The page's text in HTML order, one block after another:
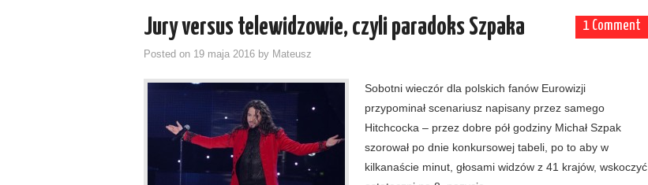
1 Comment
Jury versus telewidzowie, czyli paradoks Szpaka
Posted on 19 maja 2016 by Mateusz
Sobotni wieczór dla polskich fanów Eurowizji
przypominał scenariusz napisany przez samego
Hitchcocka – przez dobre pół godziny Michał Szpak
szorował po dnie konkursowej tabeli, po to aby w
kilkanaście minut, głosami widzów z 41 krajów, wskoczyć